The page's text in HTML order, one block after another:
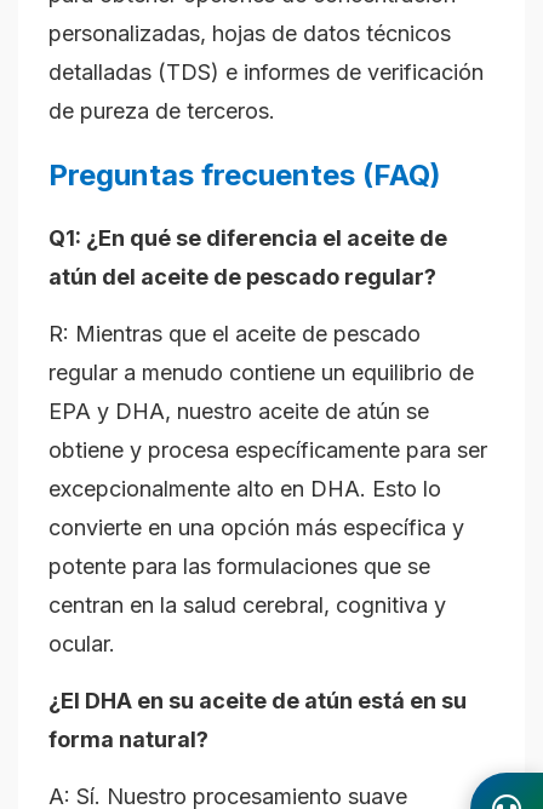
personalizadas, hojas de datos técnicos
detalladas (TDS) e informes de verificación
de pureza de terceros.
Preguntas frecuentes (FAQ)
Q1: ¿En qué se diferencia el aceite de
atún del aceite de pescado regular?
R: Mientras que el aceite de pescado
regular a menudo contiene un equilibrio de
EPA y DHA, nuestro aceite de atún se
obtiene y procesa específicamente para ser
excepcionalmente alto en DHA. Esto lo
convierte en una opción más específica y
potente para las formulaciones que se
centran en la salud cerebral, cognitiva y
ocular.
¿El DHA en su aceite de atún está en su
forma natural?
A: Sí. Nuestro procesamiento suave